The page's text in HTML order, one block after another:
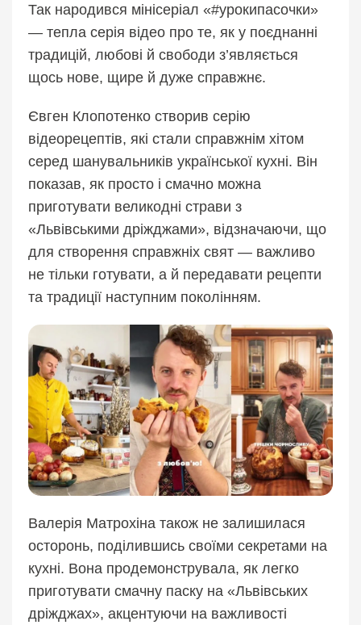
Так народився мінісеріал «#урокипасочки»
— тепла серія відео про те, як у поєднанні
традицій, любові й свободи з’являється
щось нове, щире й дуже справжнє.
Євген Клопотенко створив серію
відеорецептів, які стали справжнім хітом
серед шанувальників української кухні. Він
показав, як просто і смачно можна
приготувати великодні страви з
«Львівськими дріжджами», відзначаючи, що
для створення справжніх свят — важливо
не тільки готувати, а й передавати рецепти
та традиції наступним поколінням.
Валерія Матрохіна також не залишилася
осторонь, поділившись своїми секретами на
кухні. Вона продемонструвала, як легко
приготувати смачну паску на «Львівських
дріжджах», акцентуючи на важливості